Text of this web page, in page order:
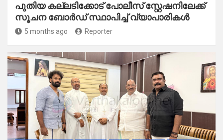
പുതിയ കല്ലടിക്കോട് പോലീസ് സ്റ്റേഷനിലേക്ക്
സൂചന ബോർഡ് സ്ഥാപിച്ച് വ്യാപാരികൾ
5 months ago Reporter